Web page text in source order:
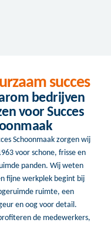
succes
bedrijven
voor Succes
Schoonmaak zorgen wij
voor schone, frisse en
panden. Wij weten
fijne werkplek begint bij
ruimte, een
en oog voor detail.
de medewerkers,